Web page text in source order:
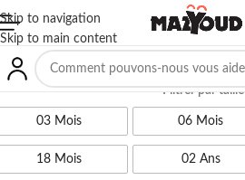
Skip to navigation
Skip to main content
Filtrer par taille
03 Mois 06 Mois
18 Mois 02 Ans